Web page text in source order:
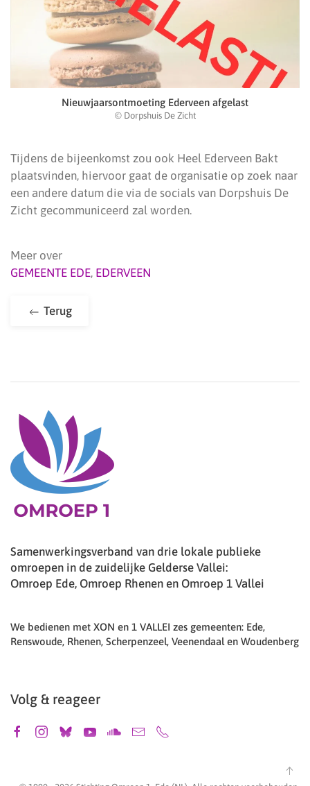
Nieuwjaarsontmoeting Ederveen afgelast
© Dorpshuis De Zicht
Tijdens de bijeenkomst zou ook Heel Ederveen Bakt
plaatsvinden, hiervoor gaat de organisatie op zoek naar
een andere datum die via de socials van Dorpshuis De
Zicht gecommuniceerd zal worden.
Meer over
GEMEENTE EDE, EDERVEEN
Terug
Samenwerkingsverband van drie lokale publieke
omroepen in de zuidelijke Gelderse Vallei:
Omroep Ede, Omroep Rhenen en Omroep 1 Vallei
We bedienen met XON en 1 VALLEI zes gemeenten: Ede,
Renswoude, Rhenen, Scherpenzeel, Veenendaal en Woudenberg
Volg & reageer